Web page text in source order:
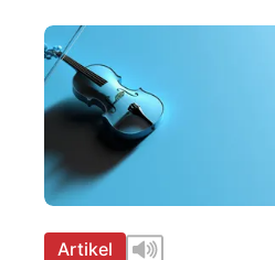
Artikel